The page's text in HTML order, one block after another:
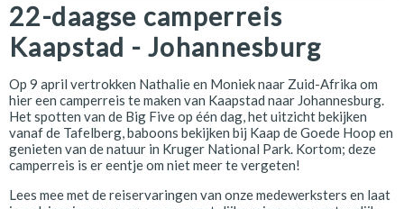
22-daagse camperreis
Kaapstad - Johannesburg
Op 9 april vertrokken Nathalie en Moniek naar Zuid-Afrika om
hier een camperreis te maken van Kaapstad naar Johannesburg.
Het spotten van de Big Five op één dag, het uitzicht bekijken
vanaf de Tafelberg, baboons bekijken bij Kaap de Goede Hoop en
genieten van de natuur in Kruger National Park. Kortom; deze
camperreis is er eentje om niet meer te vergeten!
Lees mee met de reiservaringen van onze medewerksters en laat